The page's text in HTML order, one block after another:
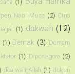
(1)
Nabi Musa (2) Cina
(1) dakwah (12)
(1) Demak (3) Demam
(1) Diponegoro (2)
doa wali Allah (1) dukun